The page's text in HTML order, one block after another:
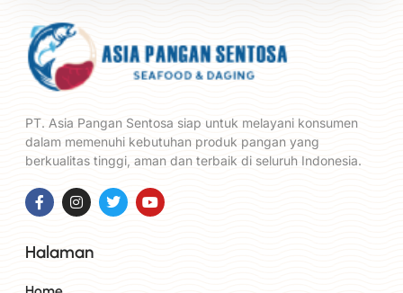
PT. Asia Pangan Sentosa siap untuk melayani konsumen
dalam memenuhi kebutuhan produk pangan yang
berkualitas tinggi, aman dan terbaik di seluruh Indonesia.
Halaman